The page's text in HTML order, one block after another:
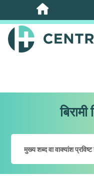
मुख्य
सामग्रीमा
जानुहोस्